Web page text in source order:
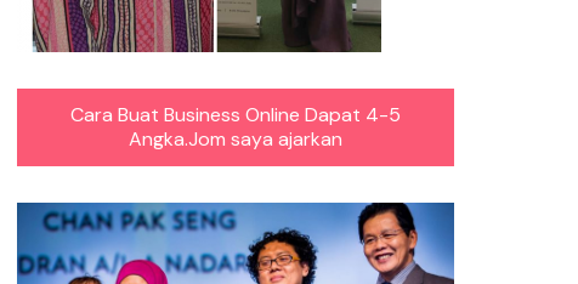
Cara Buat Business Online Dapat 4-5
Angka.Jom saya ajarkan